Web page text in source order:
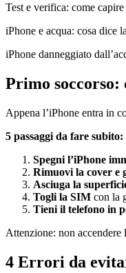
Test e verifica: come
iPhone e acqua: cosa dice
iPhone danneggiato
Primo soccorso:
Appena l’iPhone entra in
5 passaggi da fare subito:
Spegni l’iPhone
Rimuovi la cover e
Asciuga la
Togli la SIM con la
Tieni il telefono in
Attenzione: non accendere
4 Errori da